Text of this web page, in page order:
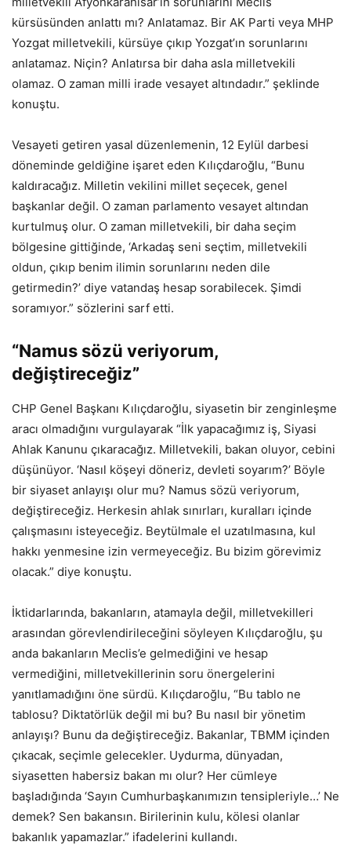
kürsüsünden anlattı mı? Anlatamaz. Bir AK Parti veya MHP
Yozgat milletvekili, kürsüye çıkıp Yozgat’ın sorunlarını
anlatamaz. Niçin? Anlatırsa bir daha asla milletvekili
olamaz. O zaman milli irade vesayet altındadır.” şeklinde
konuştu.
Vesayeti getiren yasal düzenlemenin, 12 Eylül darbesi
döneminde geldiğine işaret eden Kılıçdaroğlu, “Bunu
kaldıracağız. Milletin vekilini millet seçecek, genel
başkanlar değil. O zaman parlamento vesayet altından
kurtulmuş olur. O zaman milletvekili, bir daha seçim
bölgesine gittiğinde, ‘Arkadaş seni seçtim, milletvekili
oldun, çıkıp benim ilimin sorunlarını neden dile
getirmedin?’ diye vatandaş hesap sorabilecek. Şimdi
soramıyor.” sözlerini sarf etti.
“Namus sözü veriyorum,
değiştireceğiz”
CHP Genel Başkanı Kılıçdaroğlu, siyasetin bir zenginleşme
aracı olmadığını vurgulayarak “İlk yapacağımız iş, Siyasi
Ahlak Kanunu çıkaracağız. Milletvekili, bakan oluyor, cebini
düşünüyor. ‘Nasıl köşeyi döneriz, devleti soyarım?’ Böyle
bir siyaset anlayışı olur mu? Namus sözü veriyorum,
değiştireceğiz. Herkesin ahlak sınırları, kuralları içinde
çalışmasını isteyeceğiz. Beytülmale el uzatılmasına, kul
hakkı yenmesine izin vermeyeceğiz. Bu bizim görevimiz
olacak.” diye konuştu.
İktidarlarında, bakanların, atamayla değil, milletvekilleri
arasından görevlendirileceğini söyleyen Kılıçdaroğlu, şu
anda bakanların Meclis’e gelmediğini ve hesap
vermediğini, milletvekillerinin soru önergelerini
yanıtlamadığını öne sürdü. Kılıçdaroğlu, “Bu tablo ne
tablosu? Diktatörlük değil mi bu? Bu nasıl bir yönetim
anlayışı? Bunu da değiştireceğiz. Bakanlar, TBMM içinden
çıkacak, seçimle gelecekler. Uydurma, dünyadan,
siyasetten habersiz bakan mı olur? Her cümleye
başladığında ‘Sayın Cumhurbaşkanımızın tensipleriyle…’ Ne
demek? Sen bakansın. Birilerinin kulu, kölesi olanlar
bakanlık yapamazlar.” ifadelerini kullandı.